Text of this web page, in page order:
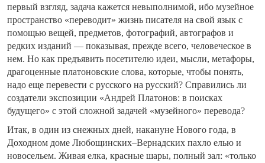
первый взгляд, задача кажется невыполнимой, ибо музейное
пространство «переводит» жизнь писателя на свой язык с
помощью вещей, предметов, фотографий, автографов и
редких изданий — показывая, прежде всего, человеческое в
нем. Но как предъявить посетителю идеи, мысли, метафоры,
драгоценные платоновские слова, которые, чтобы понять,
надо еще перевести с русского на русский? Справились ли
создатели экспозиции «Андрей Платонов: в поисках
будущего» с этой сложной задачей «музейного» перевода?
Итак, в один из снежных дней, накануне Нового года, в
Доходном доме Любощинских–Вернадских пахло елью и
новосельем. Живая елка, красные шары, полный зал: «только